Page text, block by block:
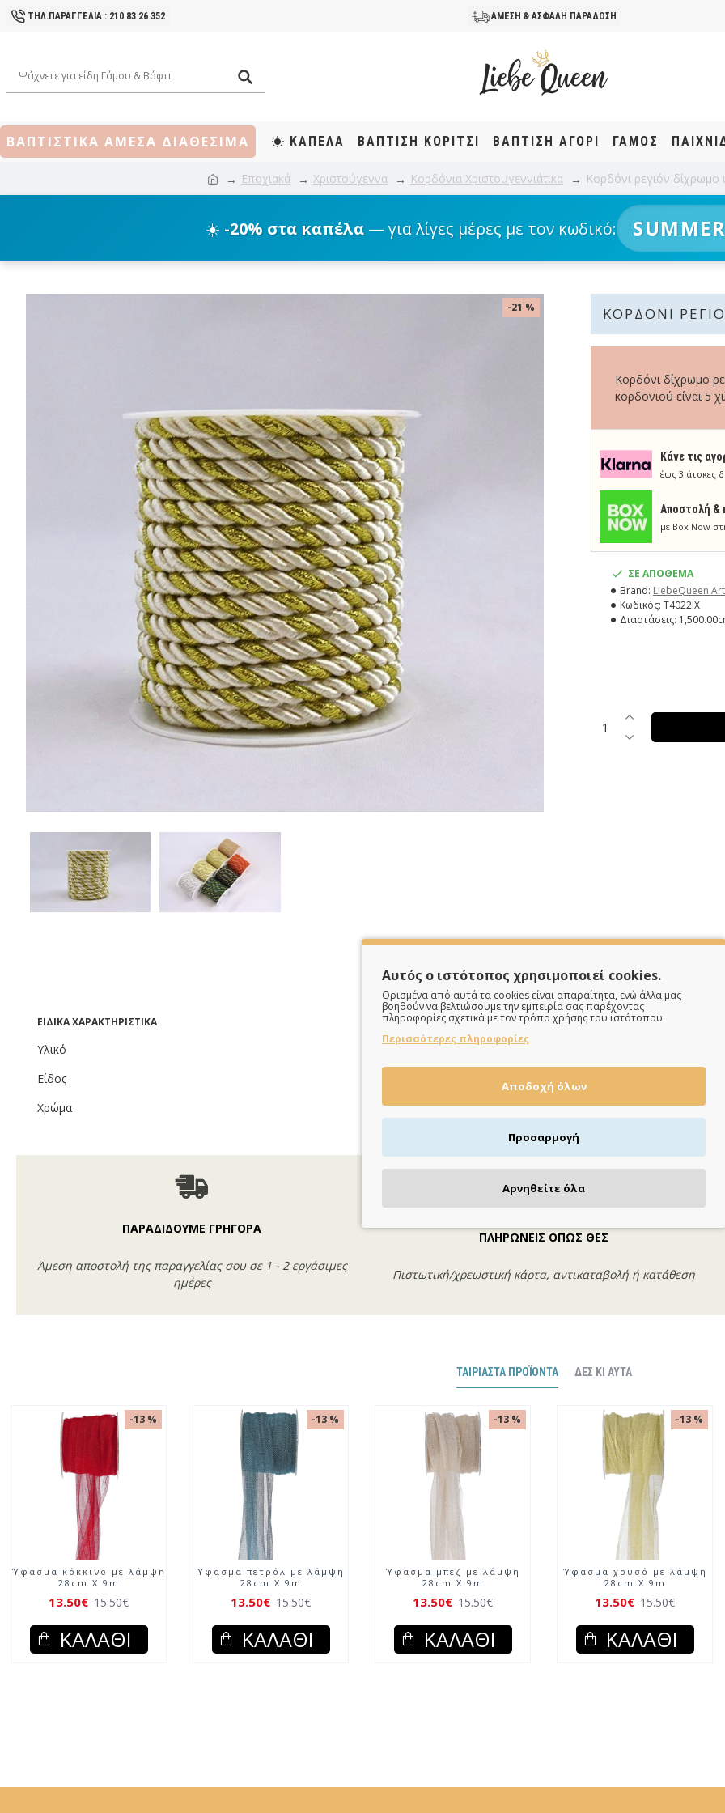
ΤΗΛ.ΠΑΡΑΓΓΕΛΙΑ : 210 83 26 352 ΑΜΕΣΗ & ΑΣΦΑΛΗ ΠΑΡΑΔΟΣΗ
ΒΑΠΤΙΣΤΙΚΑ ΑΜΕΣΑ ΔΙΑΘΕΣΙΜΑ ΚΑΠΕΛΑ ΒΆΠΤΙΣΗ KOΡΊΤΣΙ ΒΆΠΤΙΣΗ ΑΓΌΡΙ ΓΑΜΟΣ
Εποχιακά Χριστούγεννα Κορδόνια Χριστουγεννιάτικα Κορδόνι ρεγιόν
☀️ -20% στα καπέλα — για λίγες μέρες με τον κωδικό:
-21 % ΚΟΡΔΌΝΙ
Κάνε τις
έως 3 άτοκες
Aποστολή &
με Box Now
Κορδόνι δίχρωμο
κορδονιού είναι 5
ΣΕ ΑΠΟΘΕΜΑ
Brand: LiebeQueen
Κωδικός: T4022IX
Διαστάσεις:
SPECIFICATIONS
ΕΙΔΙΚΆ ΧΑΡΑΚΤΗΡΙΣΤΙΚΆ
Υλικό
Ρεγιόν
Είδος
Χρώμα
Χρυσό
ΠΑΡΑΔΙΔΟΥΜΕ ΓΡΗΓΟΡΑ
Άμεση αποστολή της παραγγελίας σου σε 1 - 2 εργάσιμες
ημέρες
ΠΛΗΡΩΝΕΙΣ ΟΠΩΣ ΘΕΣ
Πιστωτική/χρεωστική κάρτα, αντικαταβολή ή κατάθεση
ΤΑΙΡΙΑΣΤΆ ΠΡΟΪΌΝΤΑ ΔΕΣ ΚΙ ΑΥΤΆ
-13 %
Ύφασμα κόκκινο με λάμψη
28cm X 9m
13.50€ 15.50€
ΚΑΛΆΘΙ
-13 %
Ύφασμα πετρόλ με λάμψη
28cm X 9m
13.50€ 15.50€
ΚΑΛΆΘΙ
-13 %
Ύφασμα μπεζ με λάμψη
28cm X 9m
13.50€ 15.50€
ΚΑΛΆΘΙ
-13 %
Ύφασμα χρυσό με λάμψη
28cm X 9m
13.50€ 15.50€
ΚΑΛΆΘΙ
Αυτός ο ιστότοπος χρησιμοποιεί cookies.
Ορισμένα από αυτά τα cookies είναι απαραίτητα, ενώ άλλα μας
βοηθούν να βελτιώσουμε την εμπειρία σας παρέχοντας
πληροφορίες σχετικά με τον τρόπο χρήσης του ιστότοπου.
Περισσότερες πληροφορίες
Αποδοχή όλων
Προσαρμογή
Αρνηθείτε όλα